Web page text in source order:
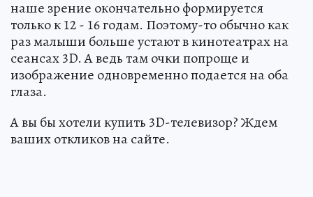
наше зрение окончательно формируется
только к 12 - 16 годам. Поэтому-то обычно как
раз малыши больше устают в кинотеатрах на
сеансах 3D. А ведь там очки попроще и
изображение одновременно подается на оба
глаза.
А вы бы хотели купить 3D-телевизор? Ждем
ваших откликов на сайте.